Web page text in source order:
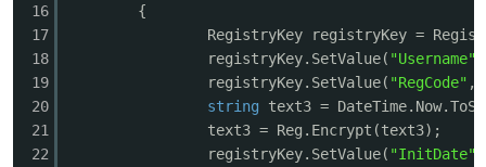
16
17
18
19
20
21
22
{
RegistryKey registryKey =
registryKey.SetValue( "Username"
registryKey.SetValue( "RegCode" ,
string
text3 =
text3 = Reg.Encrypt(text3);
registryKey.SetValue( "InitDate"